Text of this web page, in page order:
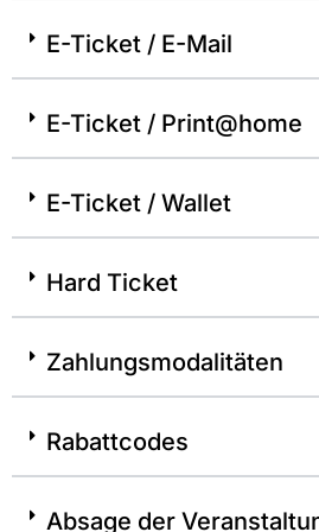
E-Ticket / E-Mail
E-Ticket / Print@home
E-Ticket / Wallet
Hard Ticket
Zahlungsmodalitäten
Rabattcodes
Absage der